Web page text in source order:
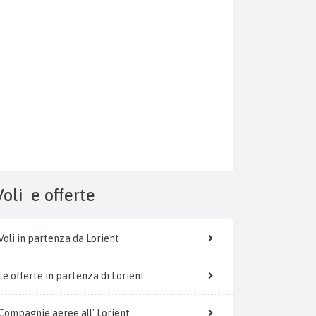
Voli e offerte
in partenza da Lorient
offerte in partenza di Lorient
aeree all' Lorient